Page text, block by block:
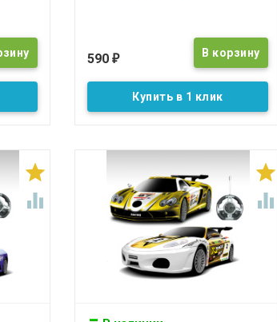
590 ₽
Купить в 1 клик



